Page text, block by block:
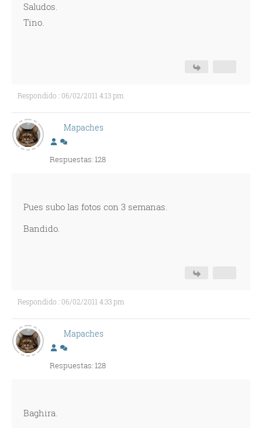
Saludos.
Tino.
Respondido : 06/02/2011 4:13 pm
Mapaches
Respuestas: 128
Pues subo las fotos con 3 semanas.
Bandido.
Respondido : 06/02/2011 4:33 pm
Mapaches
Respuestas: 128
Baghira.